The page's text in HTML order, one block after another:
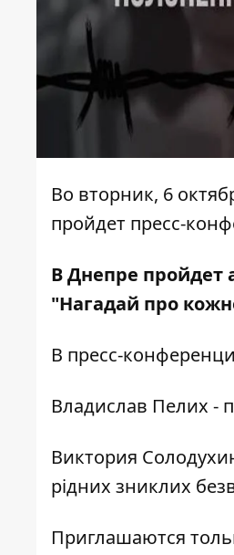
Во вторник, 6
пройдет пресс-
В Днепре пройдет
"Нагадай про
В пресс-
Владислав Пелих -
Виктория
рідних зниклих
Приглашаются